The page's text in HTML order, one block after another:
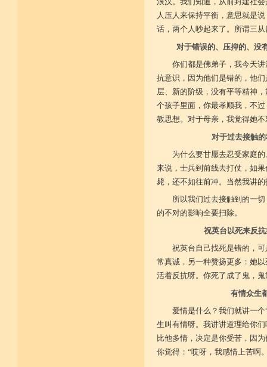
人压人来保持平衡，意思就是
话，两个人吵起来了。所谓三
对于错误的、压抑的、没
你们都是佛弟子，我今天
抗意识，因为他们是错的，他
层、新的阶级，没有平等精神
个孩子里面，你最孝顺我，不
教思想。对于母亲，我觉得她
对于过去接触
为什么要甘愿去忍受家庭
来说，士兵到前线去打仗，如
毙，还不如往前冲。当然我讲
所以我们过去接触到的一
的不对的影响全要扫除。
祝英台以死来反
祝英台自己找死是错的，
常真诚，另一种赞扬更多：她
活着反抗呀。你死了成了鬼，
有情众生
爱情是什么？我们就讲一
生叫有情呀。我讲讲道理给你
比他多情，决定是你受苦，因
你觉得：“哎呀，我感情上苦啊